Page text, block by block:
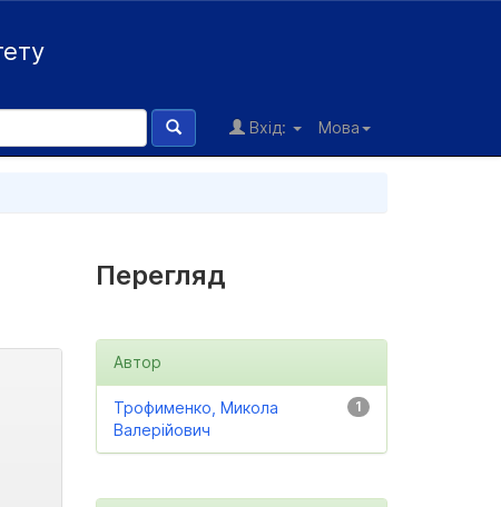
Мова
Вхід:
Перегляд
Автор
1
Трофименко, Микола
Валерійович